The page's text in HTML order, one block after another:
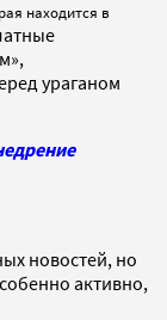
находится в
ураганом
новостей, но
активно,